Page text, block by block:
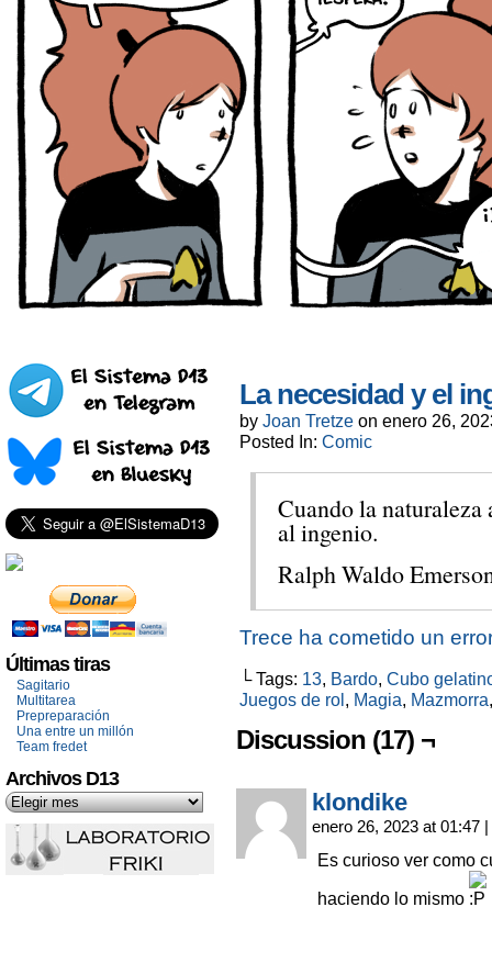
Últimas tiras
Sagitario
Multitarea
Prepreparación
Una entre un millón
Team fredet
Archivos D13
La necesidad y el
by Joan Tretze on enero 26,
Posted In: Comic
Cuando la naturaleza
al ingenio.
Ralph Waldo
Trece ha cometido un
└ Tags: 13, Bardo, Cubo
Juegos de rol, Magia, Mazmorra
Discussion (17) ¬
klondike
enero 26, 2023 at 01:47 |
Es curioso ver como
haciendo lo mismo